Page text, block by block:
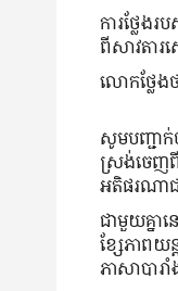
ការថ្លែង
ពីសាវតារ
លោកថ្លែង
សូមបញ្ជាក់
ស្រង់ចេញពី
អតិផរណា
ជាមួយគ្នា
ខ្សែភាពយ
ភាសាបារ